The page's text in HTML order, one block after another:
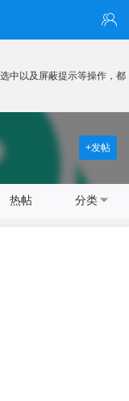
中以及屏蔽提示等操作，都
+发帖
热帖 分类